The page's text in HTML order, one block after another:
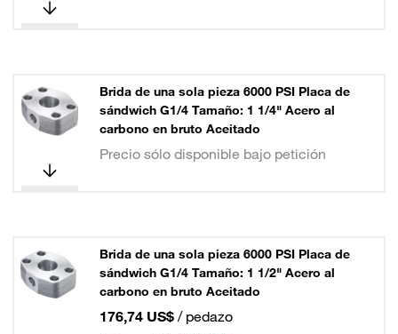
Brida de una sola pieza 6000 PSI Placa de
sándwich G1/4 Tamaño: 1 1/4" Acero al
carbono en bruto Aceitado
Precio sólo disponible bajo petición
Brida de una sola pieza 6000 PSI Placa de
sándwich G1/4 Tamaño: 1 1/2" Acero al
carbono en bruto Aceitado
176,74 US$ / pedazo